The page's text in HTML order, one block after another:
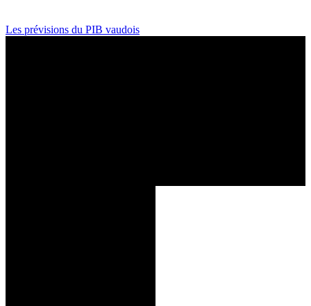
Les prévisions du PIB vaudois